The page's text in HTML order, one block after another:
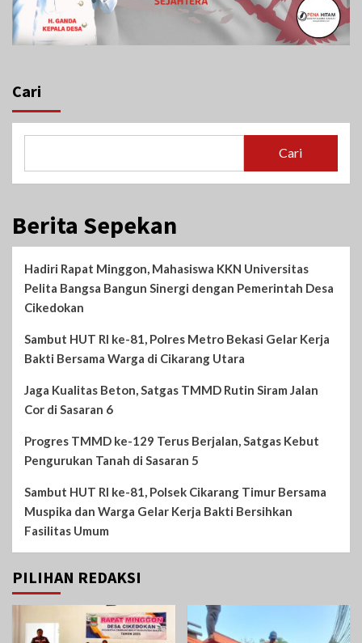
Cari
Cari
Berita Sepekan
Hadiri Rapat Minggon, Mahasiswa KKN Universitas
Pelita Bangsa Bangun Sinergi dengan Pemerintah Desa
Cikedokan
Sambut HUT RI ke-81, Polres Metro Bekasi Gelar Kerja
Bakti Bersama Warga di Cikarang Utara
Jaga Kualitas Beton, Satgas TMMD Rutin Siram Jalan
Cor di Sasaran 6
Progres TMMD ke-129 Terus Berjalan, Satgas Kebut
Pengurukan Tanah di Sasaran 5
Sambut HUT RI ke-81, Polsek Cikarang Timur Bersama
Muspika dan Warga Gelar Kerja Bakti Bersihkan
Fasilitas Umum
PILIHAN REDAKSI